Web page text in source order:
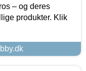
– og deres
produkter. Klik